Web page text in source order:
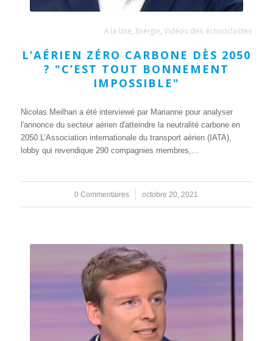
A la Une Energie ,Vidéos des éconoclastes
L’AÉRIEN ZÉRO CARBONE DÈS 2050
? "C’EST TOUT BONNEMENT
IMPOSSIBLE"
Nicolas Meilhan a été interviewé par Marianne pour analyser
l'annonce du secteur aérien d'atteindre la neutralité carbone en
2050.L’Association internationale du transport aérien (IATA),
lobby qui revendique 290 compagnies membres,…
0 Commentaires
/ octobre 20, 2021